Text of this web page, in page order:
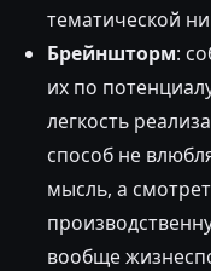
тематической
Брейншторм:
их по
легкость
способ не
мысль, а
вообще